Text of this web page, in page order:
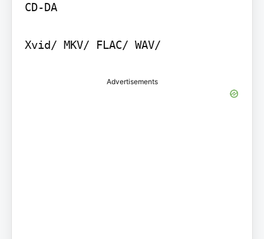
CD-DA
Xvid/ MKV/ FLAC/ WAV/
Advertisements